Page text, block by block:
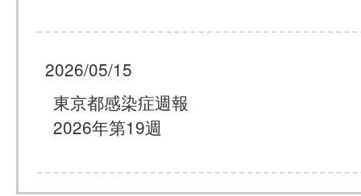
2026/05/15
東京都感染症週報
2026年第19週